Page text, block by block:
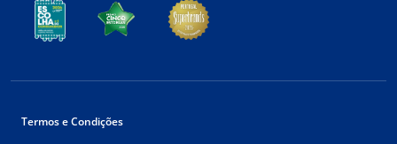
Termos e Condições